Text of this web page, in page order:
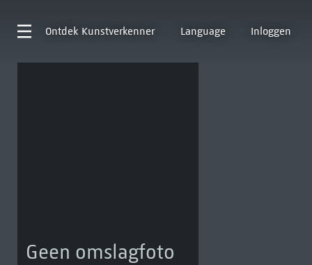
Ontdek Kunstverkenner Language Inloggen
Geen omslagfoto